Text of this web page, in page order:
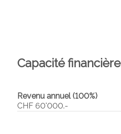
Capacité financière
Revenu annuel (100%)
CHF 60'000.-